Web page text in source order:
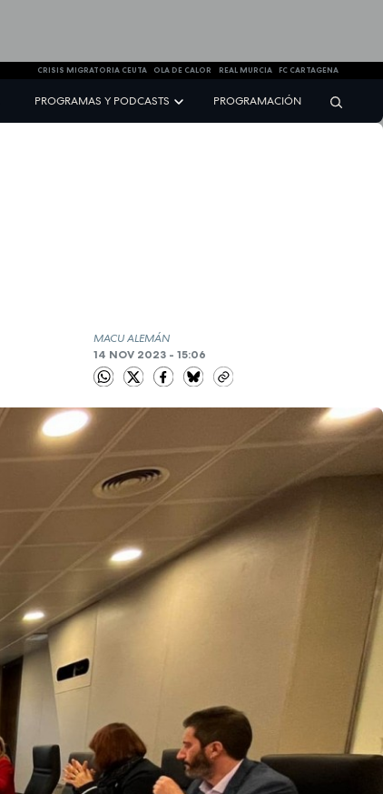
CRISIS MIGRATORIA CEUTA OLA DE CALOR REAL MURCIA FC CARTAGENA
PROGRAMAS Y PODCASTS PROGRAMACIÓN
MACU ALEMÁN
14 NOV 2023 - 15:06